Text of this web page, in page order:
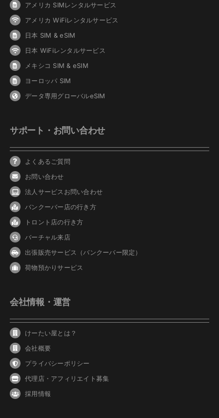
アメリカ SIMレンタルサービス
アメリカ WiFiレンタルサービス
日本 SIM & eSIM
日本 WiFiレンタルサービス
メキシコ SIM & eSIM
ヨーロッパ SIM
データ専用グローバルeSIM
サポート・お問い合わせ
よくあるご質問
お問い合わせ
法人サービスお問い合わせ
バンクーバー 店の行き方
トロント店の行き方
バーチャル来店
出張販売サービス（バンクーバー限定）
荷物預かりサービス
会社情報・運営
けーたい屋とは？
会社概要
プライバシーポリシー
代理店・アフィリエイト募集
採用情報